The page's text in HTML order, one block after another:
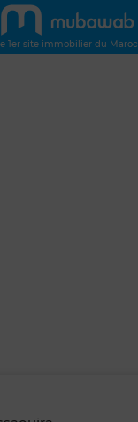
1er site immobilier du Maroc